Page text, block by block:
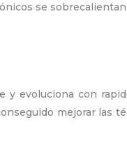
se sobrecalientan
y evoluciona con
mejorar las